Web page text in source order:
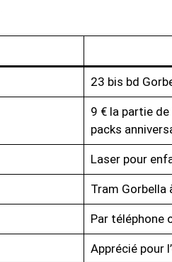
23 bis bd
9 € la partie
packs
Laser pour
Tram Gorbella
Par téléphone
Apprécié pour